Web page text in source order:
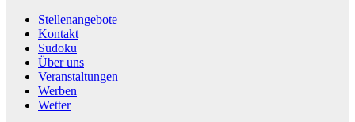
Stellenangebote
Kontakt
Sudoku
Über uns
Veranstaltungen
Werben
Wetter